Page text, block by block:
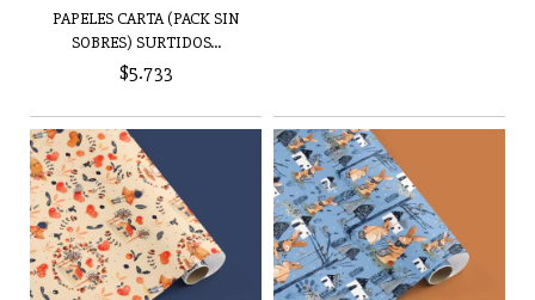
PAPELES CARTA (PACK SIN
SOBRES) SURTIDOS...
$5.733